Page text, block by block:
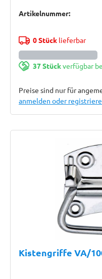
Artikelnummer:
0 Stücklieferbar
37 Stückverfügbar
Preise sind nur für
anmelden oder
Kistengriffe VA/